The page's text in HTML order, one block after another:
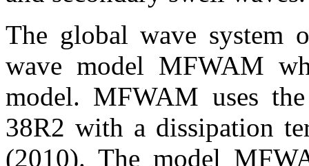
The global wave system
wave model MFWAM
model. MFWAM uses
38R2 with a dissipation
(2010). The model